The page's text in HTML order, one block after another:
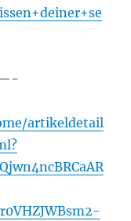
artikeldetail